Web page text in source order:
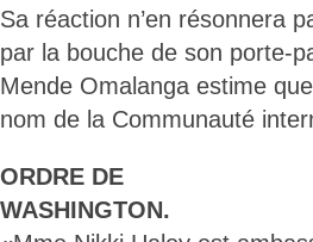
Sa réaction n’en résonnera
par la bouche de son porte-
Mende Omalanga estime
nom de la Communauté
ORDRE DE
WASHINGTON.